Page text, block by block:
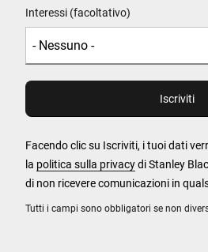
Tutti i campi sono obbligatori se non
Interessi (facoltativo)
Facendo clic su Iscriviti, i tuoi dati
la politica sulla privacydi Stanley
di non ricevere comunicazioni in